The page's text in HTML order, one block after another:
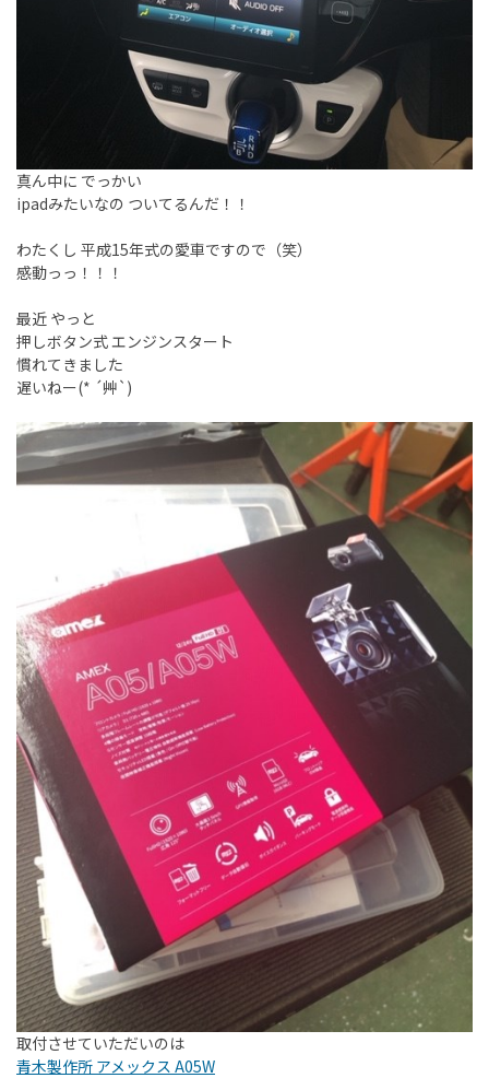
真ん中に でっかい
ipadみたいなの ついてるんだ！！
わたくし 平成15年式の愛車ですので（笑）
感動っっ！！！
最近 やっと
押しボタン式 エンジンスタート
慣れてきました
遅いねー(* ´艸`)
取付させていただいのは
青木製作所 アメックス A05W